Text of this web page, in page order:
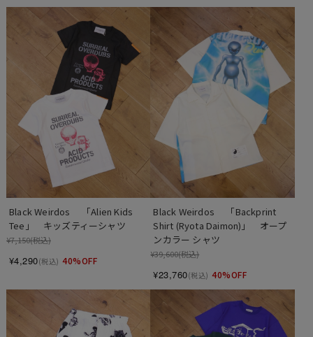
Black Weirdos 　「Alien Kids
Tee」　キッズティーシャツ
¥7,150(税込)
¥4,290(税込) 40%OFF
Black Weirdos 　「Backprint
Shirt (Ryota Daimon)」　オープ
ンカラー シャツ
¥39,600(税込)
¥23,760(税込) 40%OFF